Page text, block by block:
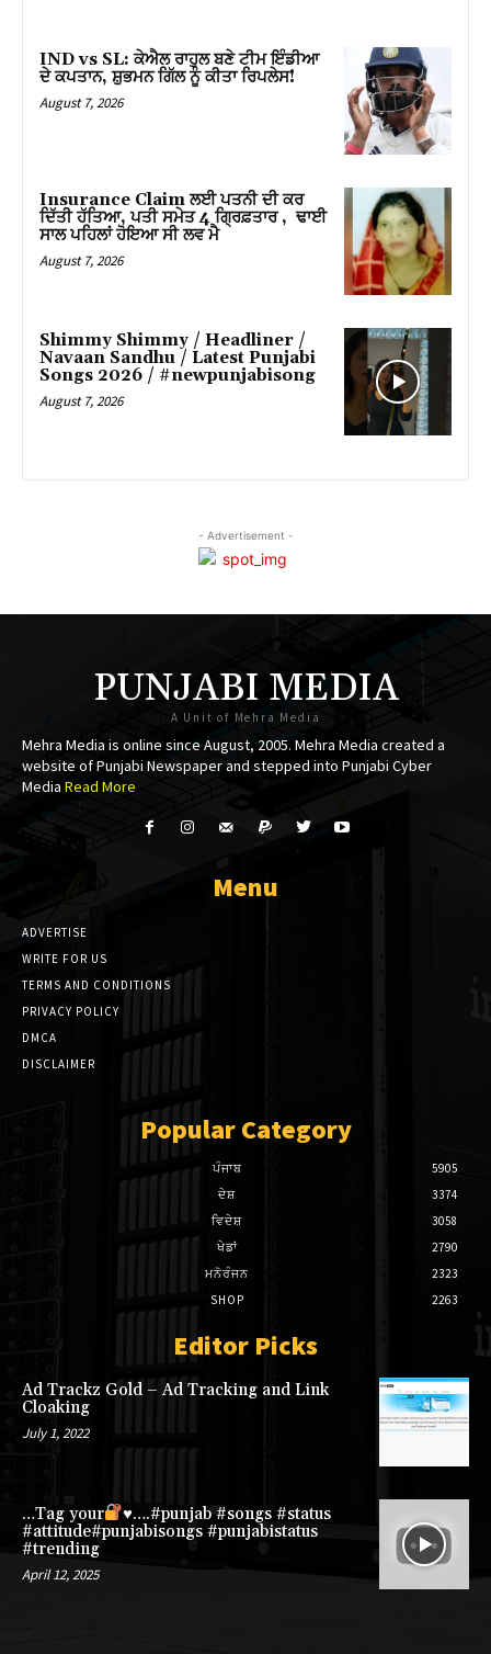
IND vs SL: ਕੇਐਲ ਰਾਹੁਲ ਬਣੇ ਟੀਮ ਇੰਡੀਆ
ਦੇ ਕਪਤਾਨ, ਸ਼ੁਭਮਨ ਗਿੱਲ ਨੂੰ ਕੀਤਾ ਰਿਪਲੇਸ!
August 7, 2026
Insurance Claim ਲਈ ਪਤਨੀ ਦੀ ਕਰ
ਦਿੱਤੀ ਹੱਤਿਆ, ਪਤੀ ਸਮੇਤ 4 ਗ੍ਰਿਫ਼ਤਾਰ , ਢਾਈ
ਸਾਲ ਪਹਿਲਾਂ ਹੋਇਆ ਸੀ ਲਵ ਮੈ
August 7, 2026
Shimmy Shimmy / Headliner /
Navaan Sandhu / Latest Punjabi
Songs 2026 / #newpunjabisong
August 7, 2026
- Advertisement -
PUNJABI MEDIA
A Unit of Mehra Media
Mehra Media is online since August, 2005. Mehra Media created a
website of Punjabi Newspaper and stepped into Punjabi Cyber
Media Read More
Menu
ADVERTISE
WRITE FOR US
TERMS AND CONDITIONS
PRIVACY POLICY
DMCA
DISCLAIMER
Popular Category
ਪੰਜਾਬ
5905
ਦੇਸ਼
3374
ਵਿਦੇਸ਼
3058
ਖੇਡਾਂ
2790
ਮਨੋਰੰਜਨ
2323
SHOP
2263
Editor Picks
Ad Trackz Gold – Ad Tracking and Link
Cloaking
July 1, 2022
…Tag your ♥️….#punjab #songs #status
#attitude#punjabisongs #punjabistatus
#trending
April 12, 2025